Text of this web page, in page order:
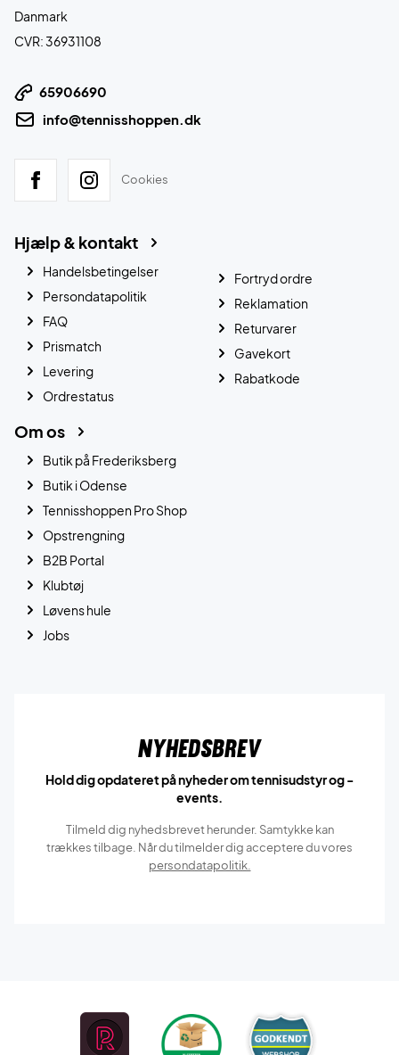
Danmark
CVR: 36931108
65906690
info@tennisshoppen.dk
Cookies
Hjælp & kontakt
Handelsbetingelser
Persondatapolitik
FAQ
Prismatch
Levering
Ordrestatus
Fortryd ordre
Reklamation
Returvarer
Gavekort
Rabatkode
Om os
Butik på Frederiksberg
Butik i Odense
Tennisshoppen Pro Shop
Opstrengning
B2B Portal
Klubtøj
Løvens hule
Jobs
Nyhedsbrev
Hold dig opdateret på nyheder om tennisudstyr og -
events.
Tilmeld dig nyhedsbrevet herunder. Samtykke kan
trækkes tilbage. Når du tilmelder dig acceptere du vores
persondatapolitik.